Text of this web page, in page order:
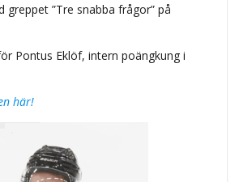
greppet ”Tre snabba frågor” på
Pontus Eklöf, intern poängkung i
här!